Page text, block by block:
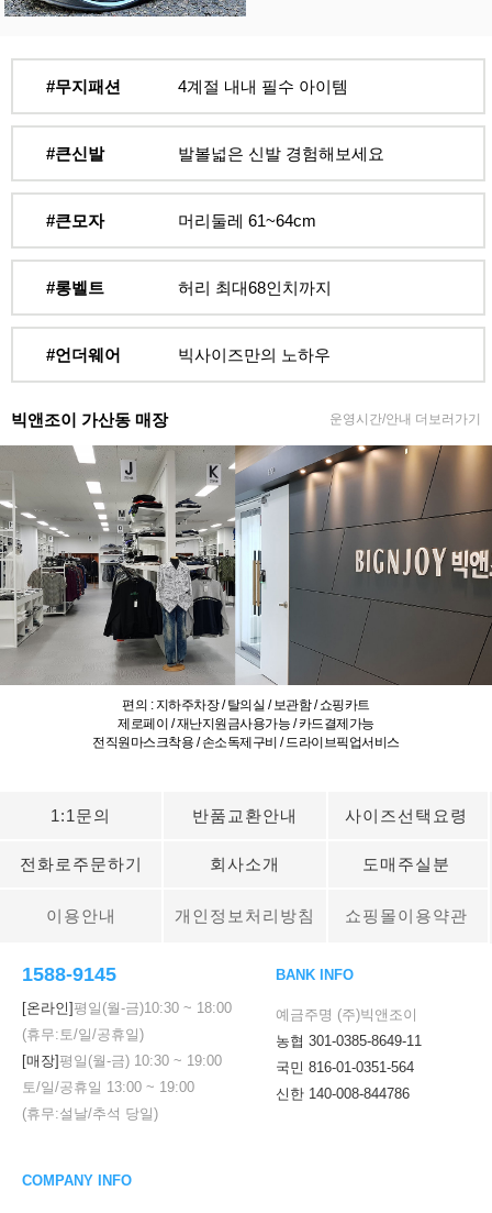
#무지패션 4계절 내내 필수 아이템
#큰신발 발볼넓은 신발 경험해보세요
#큰모자 머리둘레 61~64cm
#롱벨트 허리 최대68인치까지
#언더웨어 빅사이즈만의 노하우
빅앤조이 가산동 매장 운영시간/안내 더보러가기
편의 : 지하주차장 / 탈의실 / 보관함 / 쇼핑카트
제로페이 / 재난지원금사용가능 / 카드결제가능
전직원마스크착용 / 손소독제구비 / 드라이브픽업서비스
1:1문의 반품교환안내 사이즈선택요령
전화로주문하기 회사소개 도매주실분
이용안내 개인정보처리방침 쇼핑몰이용약관
1588-9145
[온라인]평일(월-금)10:30 ~ 18:00
(휴무:토/일/공휴일)
[매장]평일(월-금) 10:30 ~ 19:00
토/일/공휴일 13:00 ~ 19:00
(휴무:설날/추석 당일)
BANK INFO
예금주명 (주)빅앤조이
농협 301-0385-8649-11
국민 816-01-0351-564
신한 140-008-844786
COMPANY INFO